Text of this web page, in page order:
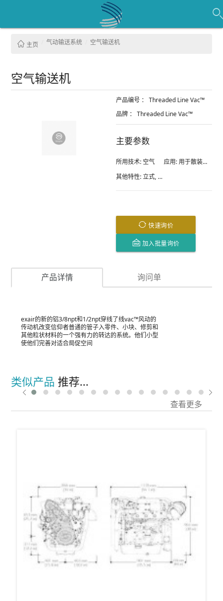
主页 气动输送系统 空气输送机
空气输送机
产品编号 ：
Threaded Line Vac™
品牌 ： Threaded Line Vac™
主要参数
所用技术: 空气 应用:用于散装材料
其他特性:立式, 运输
快速询价
加入批量询价
产品详情 询问单
exair的新的铝3/8npt和1/2npt穿线了线vac™风动的
传动机改变信仰者普通的管子入零件、小块、修剪和
其他粒状材料的一个强有力的转达的系统。他们小型
使他们完善对适合局促空间
类似产品 推荐...
查看更多